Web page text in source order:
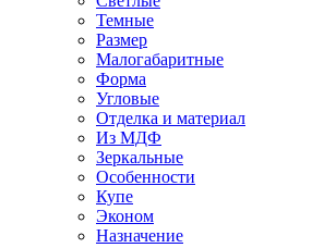
Темные
Размер
Малогабаритные
Форма
Угловые
Отделка и материал
Из МДФ
Зеркальные
Особенности
Купе
Эконом
Назначение